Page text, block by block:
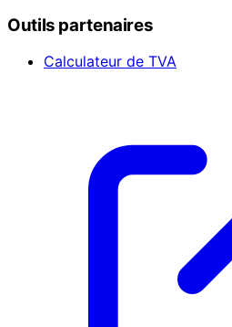
Outils partenaires
Calculateur de TVA